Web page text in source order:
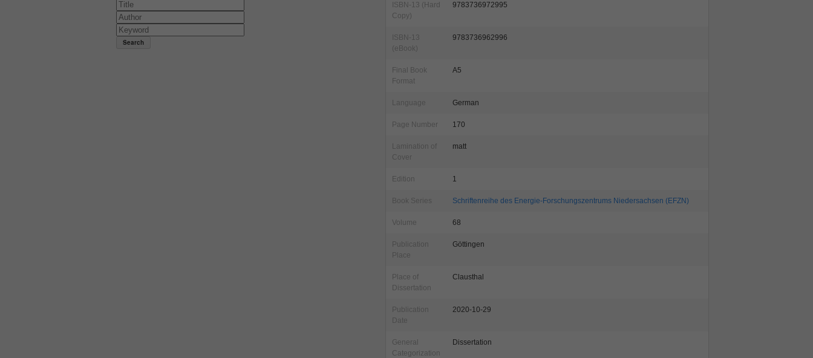
ISBN-13 (Hard
Copy)
9783736972995
ISBN-13
(eBook)
9783736962996
Final Book
Format
A5
Language German
Page Number 170
Lamination of
Cover
matt
Edition 1
Book Series Schriftenreihe des Energie-Forschungszentrums Niedersachsen (EFZN)
Volume 68
Publication
Place
Göttingen
Place of
Dissertation
Clausthal
Publication
Date
2020-10-29
General
Categorization
Dissertation